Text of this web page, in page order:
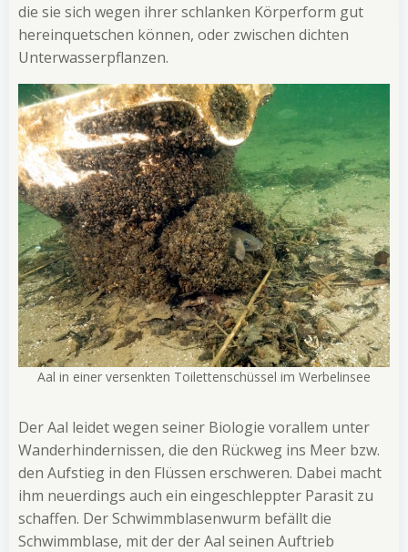
die sie sich wegen ihrer schlanken Körperform gut
hereinquetschen können, oder zwischen dichten
Unterwasserpflanzen.
Aal in einer versenkten Toilettenschüssel im Werbelinsee
Der Aal leidet wegen seiner Biologie vorallem unter
Wanderhindernissen, die den Rückweg ins Meer bzw.
den Aufstieg in den Flüssen erschweren. Dabei macht
ihm neuerdings auch ein eingeschleppter Parasit zu
schaffen. Der Schwimmblasenwurm befällt die
Schwimmblase, mit der der Aal seinen Auftrieb